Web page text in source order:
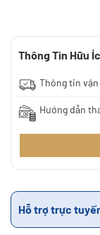
Thông Tin Hữu
Thông tin vận
Hướng dẫn
Hỗ trợ trực